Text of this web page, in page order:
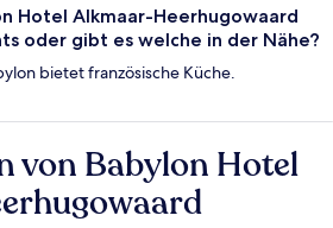
Hotel Alkmaar-Heerhugowaard
oder gibt es welche in der Nähe?
bietet französische Küche.
von Babylon Hotel